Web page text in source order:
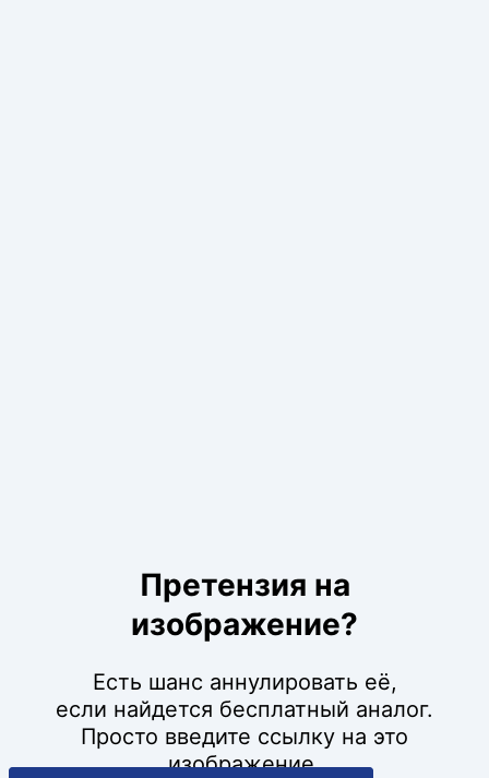
Претензия на
изображение?
Есть шанс аннулировать её,
если найдется бесплатный аналог.
Просто введите ссылку на это
изображение.